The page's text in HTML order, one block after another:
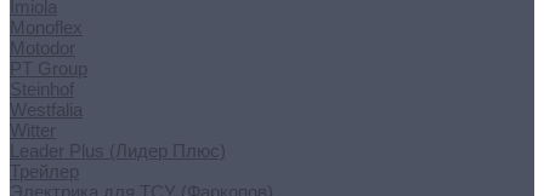
Imiola
Monoflex
Motodor
PT Group
Steinhof
Westfalia
Witter
Leader Plus (Лидер Плюс)
Трейлер
Электрика для ТСУ (Фаркопов)